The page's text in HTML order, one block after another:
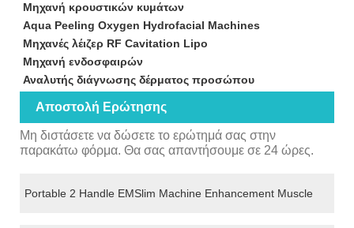
Μηχανή κρουστικών κυμάτων
Aqua Peeling Oxygen Hydrofacial Machines
Μηχανές λέιζερ RF Cavitation Lipo
Μηχανή ενδοσφαιρών
Αναλυτής διάγνωσης δέρματος προσώπου
Αποστολή Ερώτησης
Μη διστάσετε να δώσετε το ερώτημά σας στην
παρακάτω φόρμα. Θα σας απαντήσουμε σε 24 ώρες.